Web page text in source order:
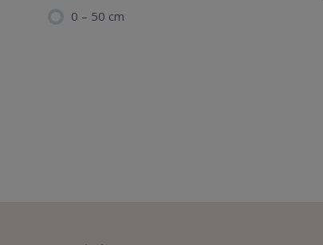
0 – 50 cm